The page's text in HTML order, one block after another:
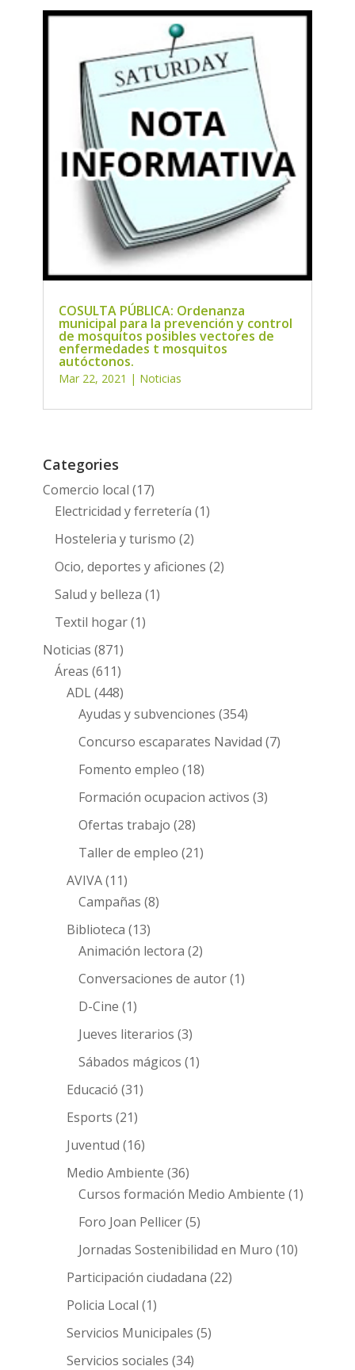
COSULTA PÚBLICA: Ordenanza
municipal para la prevención y control
de mosquitos posibles vectores de
enfermedades t mosquitos
autóctonos.
Mar 22, 2021 | Noticias
Categories
Comercio local (17)
Electricidad y ferretería (1)
Hosteleria y turismo (2)
Ocio, deportes y aficiones (2)
Salud y belleza (1)
Textil hogar(1)
Noticias (871)
Áreas (611)
ADL(448)
Ayudas y subvenciones (354)
Concurso escaparates Navidad (7)
Fomento empleo (18)
Formación ocupacion activos (3)
Ofertas trabajo (28)
Taller de empleo (21)
AVIVA(11)
Campañas (8)
Biblioteca (13)
Animación lectora (2)
Conversaciones de autor(1)
D-Cine (1)
Jueves literarios (3)
Sábados mágicos (1)
Educació (31)
Esports (21)
Juventud (16)
Medio Ambiente (36)
Cursos formación Medio Ambiente (1)
Foro Joan Pellicer(5)
Jornadas Sostenibilidad en Muro (10)
Participación ciudadana (22)
Policia Local (1)
Servicios Municipales (5)
Servicios sociales (34)